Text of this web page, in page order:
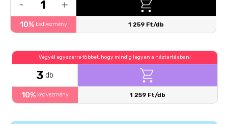
- 1 +
10% kedvezmény 1 259 Ft/db
Vegyél egyszerre többet, hogy mindig legyen a háztartásban!
3 db
10% kedvezmény 1 259 Ft/db